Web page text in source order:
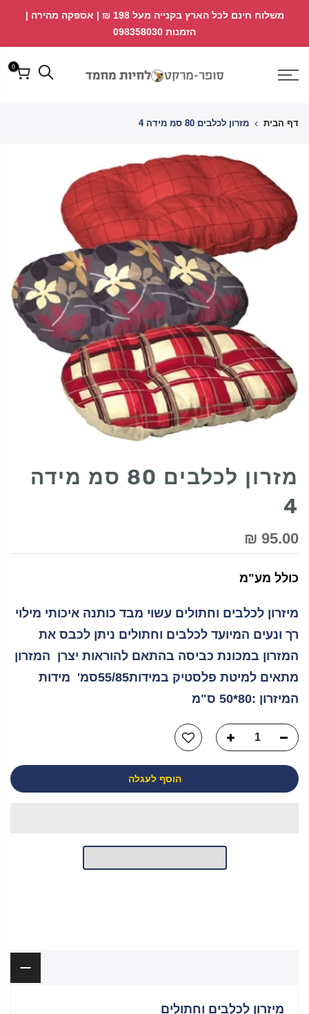
פתח ווידג'ט נגישות
משלוח חינם לכל הארץ בקנייה מעל 198 ₪ | אספקה מהירה |
הזמנות 098358030
0
דף הבית מזרון לכלבים 80 סמ מידה 4
מזרון לכלבים 80 סמ מידה
4
95.00 ₪
כולל מע"מ
מיזרון לכלבים וחתולים עשוי מבד כותנה איכותי מילוי
רך ונעים המיועד לכלבים וחתולים ניתן לכבס את
המזרון במכונת כביסה בהתאם להוראות יצרן המזרון
מתאים למיטת פלסטיק במידות55/85סמ' מידות
המיזרון :80*50 ס"מ
הוסף לעגלה
מיזרון לכלבים וחתולים